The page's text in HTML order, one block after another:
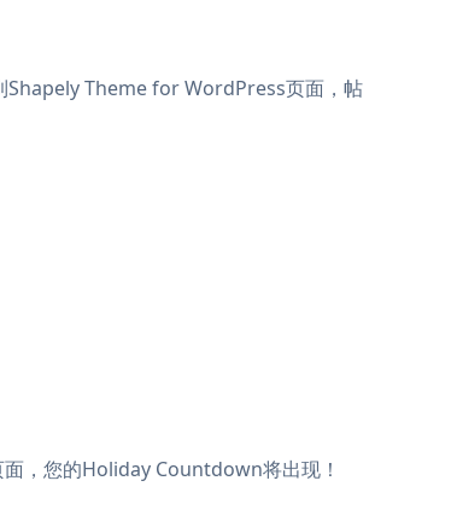
Theme for WordPress页面，帖
，您的Holiday Countdown将出现！